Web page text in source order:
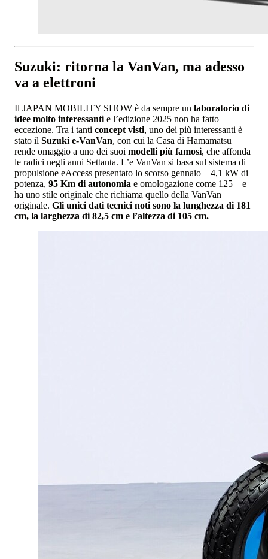
Suzuki: ritorna la VanVan, ma adesso
va a elettroni
Il JAPAN MOBILITY SHOW è da sempre un laboratorio di
idee molto interessanti e l’edizione 2025 non ha fatto
eccezione. Tra i tanti concept visti, uno dei più interessanti è
stato il Suzuki e-VanVan, con cui la Casa di Hamamatsu
rende omaggio a uno dei suoi modelli più famosi, che affonda
le radici negli anni Settanta. L’e VanVan si basa sul sistema di
propulsione eAccess presentato lo scorso gennaio – 4,1 kW di
potenza, 95 Km di autonomia e omologazione come 125 – e
ha uno stile originale che richiama quello della VanVan
originale. Gli unici dati tecnici noti sono la lunghezza di 181
cm, la larghezza di 82,5 cm e l’altezza di 105 cm.